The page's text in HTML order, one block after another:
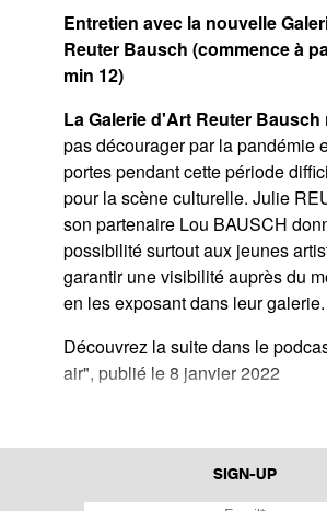
Entretien avec la nouvelle
Reuter Bausch (commence à
min 12)
La Galerie d'Art Reuter Bausch
pas décourager par la pandémie
portes pendant cette période
pour la scène culturelle. Julie
son partenaire Lou BAUSCH
possibilité surtout aux jeunes
garantir une visibilité auprès du
en les exposant dans leur galerie.
Découvrez la suite dans le
air", publié le 8 janvier 2022
SIGN-UP